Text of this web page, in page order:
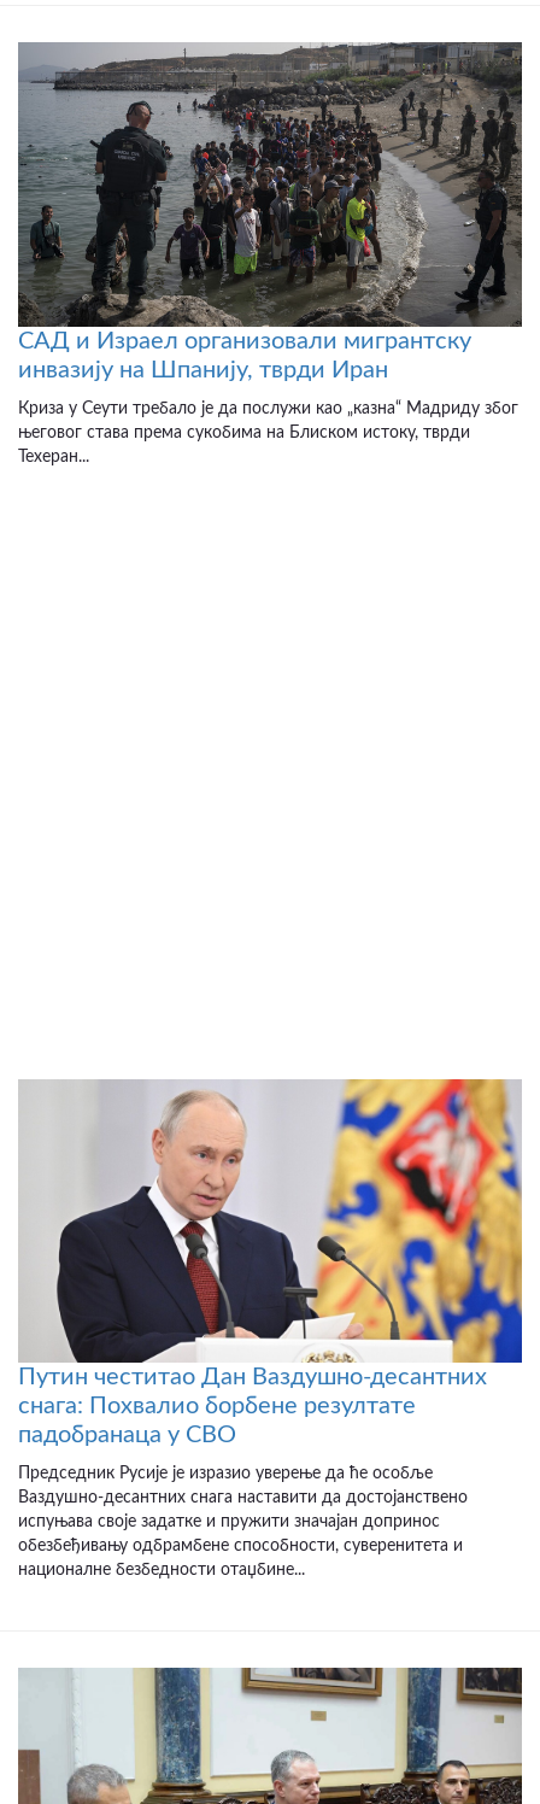
САД и Израел организовали мигрантску
инвазију на Шпанију, тврди Иран
Криза у Сеути требало је да послужи као „казна“ Мадриду због
његовог става према сукобима на Блиском истоку, тврди
Техеран...
Путин честитао Дан Ваздушно-десантних
снага: Похвалио борбене резултате
падобранаца у СВО
Председник Русије је изразио уверење да ће особље
Ваздушно-десантних снага наставити да достојанствено
испуњава своје задатке и пружити значајан допринос
обезбеђивању одбрамбене способности, суверенитета и
националне безбедности отаџбине...